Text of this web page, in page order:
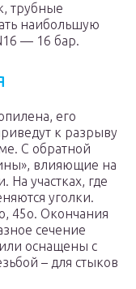
трубные
наибольшую
— 16 бар.
его
к разрыву
С обратной
влияющие на
На участках, где
уголки.
45о. Окончания
сечение
оснащены с
– для стыков